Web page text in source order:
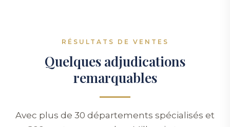
RÉSULTATS DE VENTES
Quelques adjudications
remarquables
Avec plus de 30 départements spécialisés et